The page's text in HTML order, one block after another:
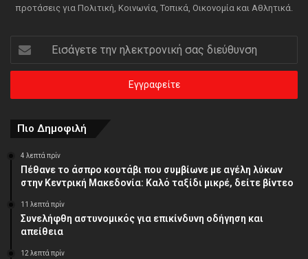
προτάσεις για Πολιτική, Κοινωνία, Τοπικά, Οικονομία και Αθλητικά.
Εισάγετε
την
ηλεκτρονική
διεύθυνση
Πιο Δημοφιλή
4 λεπτά πρίν
Πέθανε το άσπρο κουτάβι που συμβίωνε με αγέλη λύκων
στην Κεντρική Μακεδονία: Καλό ταξίδι μικρέ, δείτε βίντεο
11 λεπτά πρίν
Συνελήφθη αστυνομικός για επικίνδυνη οδήγηση και
απείθεια
12 λεπτά πρίν